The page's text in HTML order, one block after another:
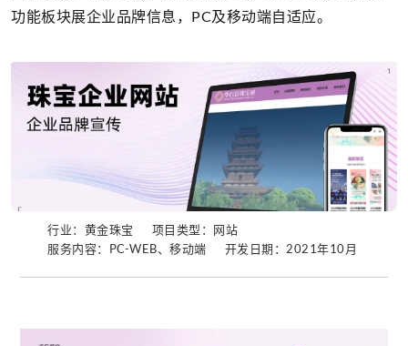
功能板块展企业品牌信息，PC及移动端自适应。
行业：黄金珠宝
项目类型：网站
服务内容：PC-WEB、移动端
开发日期：2021年10月